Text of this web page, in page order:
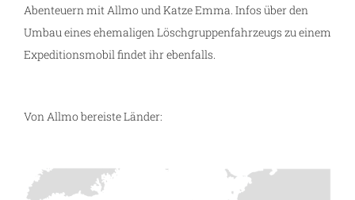
Abenteuern mit Allmo und Katze Emma. Infos über den
Umbau eines ehemaligen Löschgruppenfahrzeugs zu einem
Expeditionsmobil findet ihr ebenfalls.
Von Allmo bereiste Länder: